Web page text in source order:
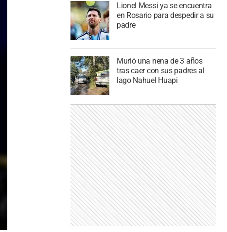
Lionel Messi ya se encuentra
en Rosario para despedir a su
padre
Murió una nena de 3 años
tras caer con sus padres al
lago Nahuel Huapi